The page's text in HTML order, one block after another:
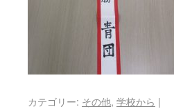
カテゴリー: その他, 学校から |